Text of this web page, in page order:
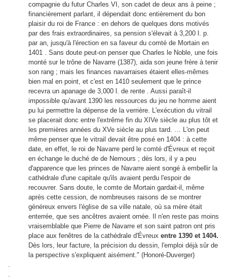
compagnie du futur Charles VI, son cadet de deux ans à peine ;
financièrement parlant, il dépendait donc entièrement du bon
plaisir du roi de France : en dehors de quelques dons motivés
par des frais extraordinaires, sa pension s'élevait à 3,200 l. p.
par an, jusqu'à l'érection en sa faveur du comté de Mortain en
1401 . Sans doute peut-on penser que Charles le Noble, une fois
monté sur le trône de Navarre (1387), aida son jeune frère à tenir
son rang ; mais les finances navarraises étaient elles-mêmes
bien mal en point, et c'est en 1410 seulement que le prince
recevra un apanage de 3,000 l. de rente . Aussi paraît-il
impossible qu'avant 1390 les ressources du jeu ne homme aient
pu lui permettre la dépense de la verrière. L'exécution du vitrail
se placerait donc entre l'extrême fin du XIVe siècle au plus tôt et
les premières années du XVe siècle au plus tard. … L'on peut
même penser que le vitrail devait être posé en 1404 : à cette
date, en effet, le roi de Navarre perd le comté d'Évreux et reçoit
en échange le duché de de Nemours ; dès lors, il y a peu
d'apparence que les princes de Navarre aient songé à embellir la
cathédrale d'une capitale qu'ils avaient perdu l'espoir de
recouvrer. Sans doute, le comte de Mortain gardait-il, même
après cette cession, de nombreuses raisons de se montrer
généreux envers l'église de sa ville natale, où sa mère était
enterrée, que ses ancêtres avaient ornée. Il n'en reste pas moins
vraisemblable que Pierre de Navarre et son saint patron ont pris
place aux fenêtres de la cathédrale d'Évreux entre 1390 et 1404.
Dès lors, leur facture, la précision du dessin, l'emploi déjà sûr de
la perspective s'expliquent aisément." (Honoré-Duverger)